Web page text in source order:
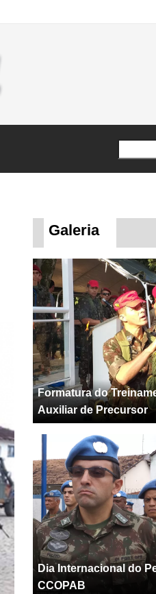
na maior campanha
Galeria
Formatura do
Auxiliar de Precursor
Dia Internacional do
CCOPAB